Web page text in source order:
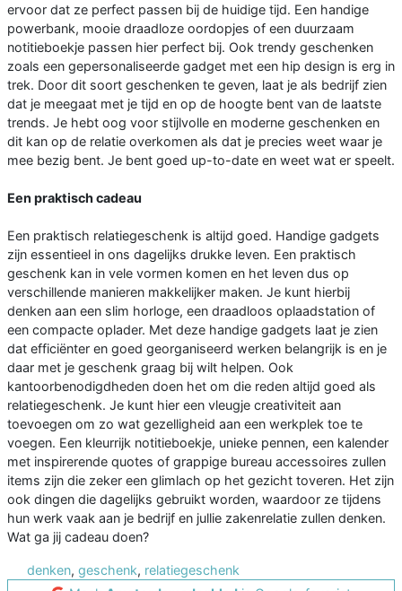
ervoor dat ze perfect passen bij de huidige tijd. Een handige
powerbank, mooie draadloze oordopjes of een duurzaam
notitieboekje passen hier perfect bij. Ook trendy geschenken
zoals een gepersonaliseerde gadget met een hip design is erg in
trek. Door dit soort geschenken te geven, laat je als bedrijf zien
dat je meegaat met je tijd en op de hoogte bent van de laatste
trends. Je hebt oog voor stijlvolle en moderne geschenken en
dit kan op de relatie overkomen als dat je precies weet waar je
mee bezig bent. Je bent goed up-to-date en weet wat er speelt.
Een praktisch cadeau
Een praktisch relatiegeschenk is altijd goed. Handige gadgets
zijn essentieel in ons dagelijks drukke leven. Een praktisch
geschenk kan in vele vormen komen en het leven dus op
verschillende manieren makkelijker maken. Je kunt hierbij
denken aan een slim horloge, een draadloos oplaadstation of
een compacte oplader. Met deze handige gadgets laat je zien
dat efficiënter en goed georganiseerd werken belangrijk is en je
daar met je geschenk graag bij wilt helpen. Ook
kantoorbenodigdheden doen het om die reden altijd goed als
relatiegeschenk. Je kunt hier een vleugje creativiteit aan
toevoegen om zo wat gezelligheid aan een werkplek toe te
voegen. Een kleurrijk notitieboekje, unieke pennen, een kalender
met inspirerende quotes of grappige bureau accessoires zullen
items zijn die zeker een glimlach op het gezicht toveren. Het zijn
ook dingen die dagelijks gebruikt worden, waardoor ze tijdens
hun werk vaak aan je bedrijf en jullie zakenrelatie zullen denken.
Wat ga jij cadeau doen?
denken, geschenk, relatiegeschenk